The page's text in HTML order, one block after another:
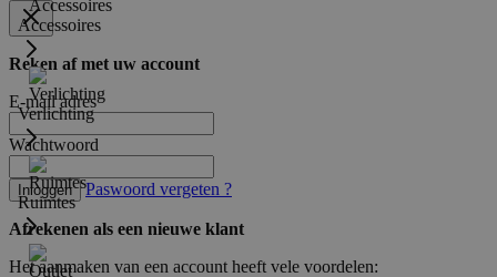
Accessoires
Verlichting
Ruimtes
Reken af met uw account
E-mail adres
Wachtwoord
Inloggen Paswoord vergeten ?
Afrekenen als een nieuwe klant
Het aanmaken van een account heeft vele voordelen: